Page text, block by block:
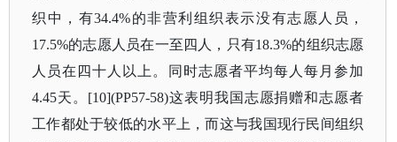
织中，有34.4%的非营利组织表示没有志愿人员，
17.5%的志愿人员在一至四人，只有18.3%的组织志愿
人员在四十人以上。同时志愿者平均每人每月参加
4.45天。[10](PP57-58)这表明我国志愿捐赠和志愿者
工作都处于较低的水平上，而这与我国现行民间组织